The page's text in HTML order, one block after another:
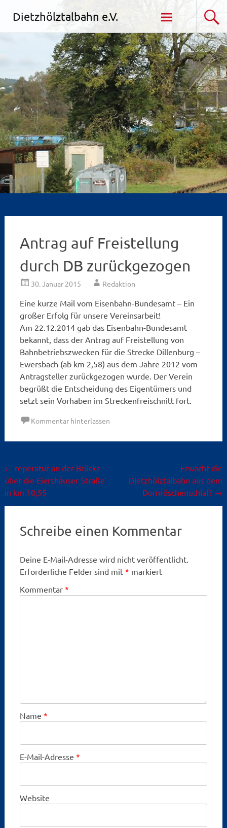
Inhalt
springen
Dietzhölztalbahn e.V.
Antrag auf Freistellung
durch DB zurückgezogen
30. Januar 2015 Redaktion
Eine kurze Mail vom Eisenbahn-Bundesamt – Ein
großer Erfolg für unsere Vereinsarbeit!
Am 22.12.2014 gab das Eisenbahn-Bundesamt
bekannt, dass der Antrag auf Freistellung von
Bahnbetriebszwecken für die Strecke Dillenburg –
Ewersbach (ab km 2,58) aus dem Jahre 2012 vom
Antragsteller zurückgezogen wurde. Der Verein
begrüßt die Entscheidung des Eigentümers und
setzt sein Vorhaben im Streckenfreischnitt fort.
Kommentar hinterlassen
Beitragsnavigation
← reperatur an der Brücke
über die Eiershäuser Straße
in km 10,55
Erwacht die
Dietzhölztalbahn aus dem
Dornröschenschlaf? →
Schreibe einen Kommentar
Deine E-Mail-Adresse wird nicht veröffentlicht.
Erforderliche Felder sind mit * markiert
Kommentar *
Name *
E-Mail-Adresse *
Website